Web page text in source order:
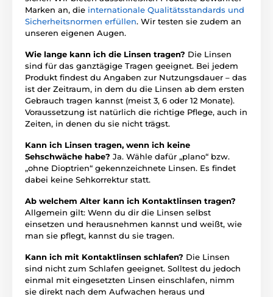
Marken an, die internationale Qualitätsstandards und
Sicherheitsnormen erfüllen. Wir testen sie zudem an
unseren eigenen Augen.
Wie lange kann ich die Linsen tragen? Die Linsen
sind für das ganztägige Tragen geeignet. Bei jedem
Produkt findest du Angaben zur Nutzungsdauer – das
ist der Zeitraum, in dem du die Linsen ab dem ersten
Gebrauch tragen kannst (meist 3, 6 oder 12 Monate).
Voraussetzung ist natürlich die richtige Pflege, auch in
Zeiten, in denen du sie nicht trägst.
Kann ich Linsen tragen, wenn ich keine
Sehschwäche habe? Ja. Wähle dafür „plano“ bzw.
„ohne Dioptrien“ gekennzeichnete Linsen. Es findet
dabei keine Sehkorrektur statt.
Ab welchem Alter kann ich Kontaktlinsen tragen?
Allgemein gilt: Wenn du dir die Linsen selbst
einsetzen und herausnehmen kannst und weißt, wie
man sie pflegt, kannst du sie tragen.
Kann ich mit Kontaktlinsen schlafen? Die Linsen
sind nicht zum Schlafen geeignet. Solltest du jedoch
einmal mit eingesetzten Linsen einschlafen, nimm
sie direkt nach dem Aufwachen heraus und